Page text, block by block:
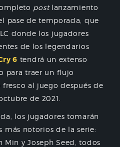
postlanzamiento
pase de temporada, que
donde los jugadores
de los legendarios
6 tendrá un extenso
para traer un flujo
al juego después de
de 2021.
los jugadores tomarán
notorios de la serie:
Min y Joseph Seed, todos